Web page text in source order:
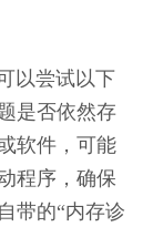
以尝试以下
是否依然存
软件，可能
程序，确保
带的“内存诊